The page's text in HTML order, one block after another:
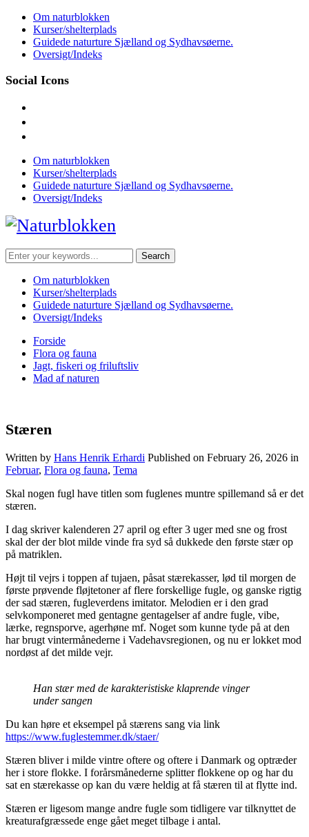
Skip
content
Om naturblokken
Kurser/shelterplads
Guidede naturture Sjælland og Sydhavsøerne.
Oversigt/Indeks
Social Icons
Om naturblokken
Kurser/shelterplads
Guidede naturture Sjælland og Sydhavsøerne.
Oversigt/Indeks
Search
for:
Om naturblokken
Kurser/shelterplads
Guidede naturture Sjælland og Sydhavsøerne.
Oversigt/Indeks
Forside
Flora og fauna
Jagt, fiskeri og friluftsliv
Mad af naturen
Stæren
Written by Hans Henrik Erhardi Published on February 26, 2026 in
Februar, Flora og fauna, Tema
Skal nogen fugl have titlen som fuglenes muntre spillemand så er det
stæren.
I dag skriver kalenderen 27 april og efter 3 uger med sne og frost
skal der der blot milde vinde fra syd så dukkede den første stær op
på matriklen.
Højt til vejrs i toppen af tujaen, påsat stærekasser, lød til morgen de
første prøvende fløjtetoner af flere forskellige fugle, og ganske rigtig
der sad stæren, fugleverdens imitator. Melodien er i den grad
selvkomponeret med gentagne gentagelser af andre fugle, vibe,
lærke, regnsporve, agerhøne mf. Noget som kunne tyde på at den
har brugt vintermånederne i Vadehavsregionen, og nu er lokket mod
nordøst af det milde vejr.
Han stær med de karakteristiske klaprende vinger
under sangen
Du kan høre et eksempel på stærens sang via link
https://www.fuglestemmer.dk/staer/
Stæren bliver i milde vintre oftere og oftere i Danmark og optræder
her i store flokke. I forårsmånederne splitter flokkene op og har du
sat en stærekasse op kan du være heldig at få stæren til at flytte ind.
Stæren er ligesom mange andre fugle som tidligere var tilknyttet de
kreaturafgræssede enge gået meget tilbage i antal.